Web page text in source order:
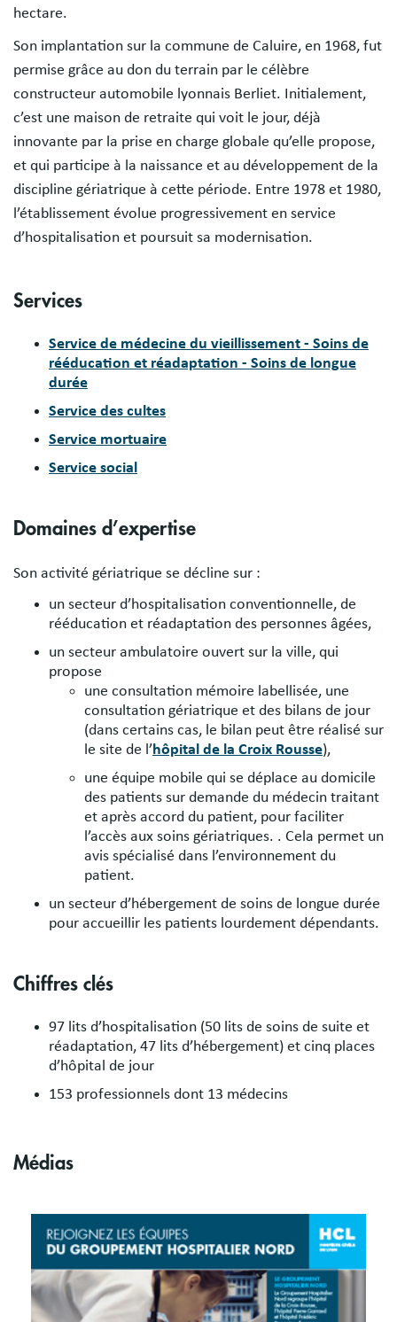
hectare.
Son implantation sur la commune de Caluire, en 1968, fut
permise grâce au don du terrain par le célèbre
constructeur automobile lyonnais Berliet. Initialement,
c’est une maison de retraite qui voit le jour, déjà
innovante par la prise en charge globale qu’elle propose,
et qui participe à la naissance et au développement de la
discipline gériatrique à cette période. Entre 1978 et 1980,
l’établissement évolue progressivement en service
d’hospitalisation et poursuit sa modernisation.
Services
Service de médecine du vieillissement - Soins de
rééducation et réadaptation - Soins de longue
durée
Service des cultes
Service mortuaire
Service social
Domaines d’expertise
Son activité gériatrique se décline sur :
un secteur d’hospitalisation conventionnelle, de
rééducation et réadaptation des personnes âgées,
un secteur ambulatoire ouvert sur la ville, qui
propose
une consultation mémoire labellisée, une
consultation gériatrique et des bilans de jour
(dans certains cas, le bilan peut être réalisé sur
le site de l’hôpital de la Croix Rousse),
une équipe mobile qui se déplace au domicile
des patients sur demande du médecin traitant
et après accord du patient, pour faciliter
l’accès aux soins gériatriques. . Cela permet un
avis spécialisé dans l’environnement du
patient.
un secteur d’hébergement de soins de longue durée
pour accueillir les patients lourdement dépendants.
Chiffres clés
97 lits d’hospitalisation (50 lits de soins de suite et
réadaptation, 47 lits d’hébergement) et cinq places
d’hôpital de jour
153 professionnels dont 13 médecins
Médias